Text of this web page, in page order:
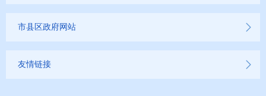
市县区政府网站
友情链接